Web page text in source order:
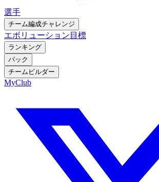
選手
チーム編成チャレンジ
エボリューション 目標
ランキング
パック
チームビルダー
MyClub